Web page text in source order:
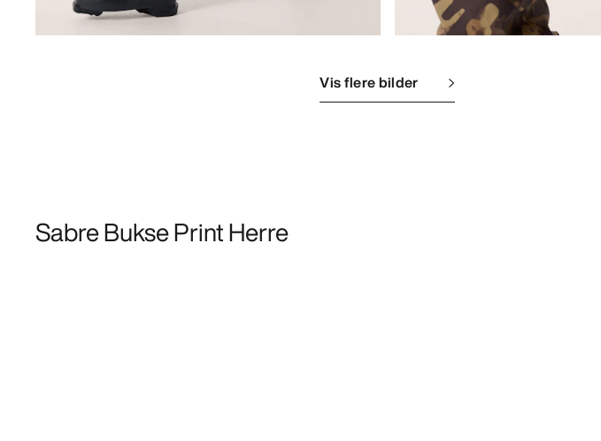
Vis flere bilder
Sabre Bukse Print Herre